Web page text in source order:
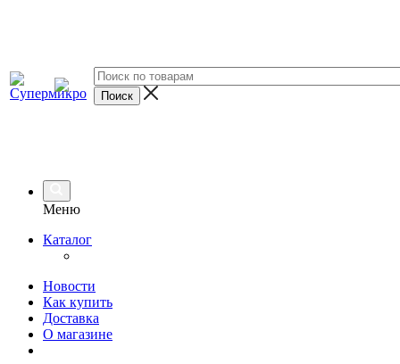
Меню
Каталог
Новости
Как купить
Доставка
О магазине